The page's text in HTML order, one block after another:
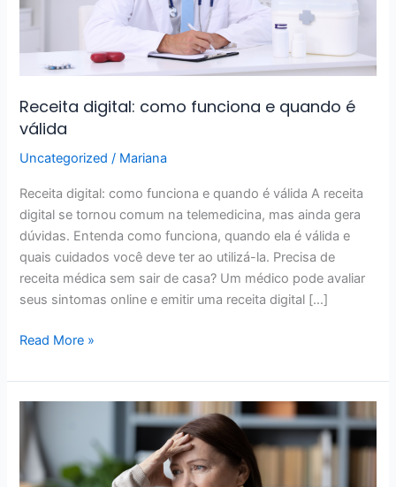
Receita digital: como funciona e quando é
válida
Uncategorized / Mariana
Receita digital: como funciona e quando é válida A receita
digital se tornou comum na telemedicina, mas ainda gera
dúvidas. Entenda como funciona, quando ela é válida e
quais cuidados você deve ter ao utilizá-la. Precisa de
receita médica sem sair de casa? Um médico pode avaliar
seus sintomas online e emitir uma receita digital […]
Read More »
Isso
normal
ou